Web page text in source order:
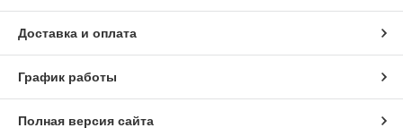
Доставка и оплата
График работы
Полная версия сайта